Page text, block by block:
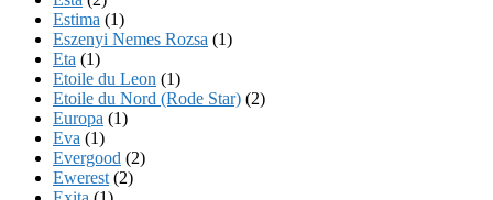
Estima (1)
Eszenyi Nemes Rozsa (1)
Eta (1)
Etoile du Leon (1)
Etoile du Nord (Rode Star) (2)
Europa (1)
Eva (1)
Evergood (2)
Ewerest (2)